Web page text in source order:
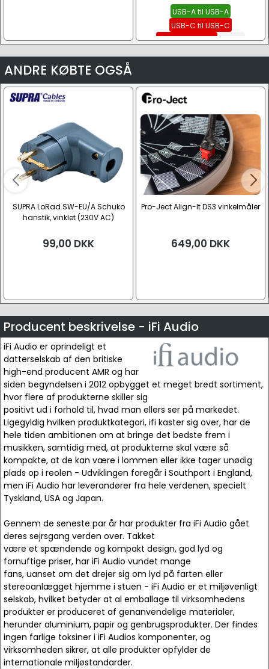
USB-A til USB-A
USB-C til USB-C
USB-C til USB-A Se alle
ANDRE KØBTE OGSÅ
SUPRA LoRad SW-EU/A Schuko
hanstik, vinklet (230V AC)
99,00 DKK
Pro-Ject Align-It DS3 vinkelmåler
649,00 DKK
Producent beskrivelse - iFi Audio
iFi Audio er oprindeligt et
datterselskab af den britiske
high-end producent AMR og har
siden begyndelsen i 2012 opbygget et meget bredt sortiment,
hvor flere af produkterne skiller sig
positivt ud i forhold til, hvad man ellers ser på markedet.
Ligegyldig hvilken produktkategori, ifi kaster sig over, har de
hele tiden ambitionen om at bringe det bedste frem i
musikken, samtidig med, at produkterne skal være så
kompakte, at de kan være i lommen eller ikke tager unødig
plads op i reolen - Udviklingen foregår i Southport i England,
men iFi Audio har leverandører fra hele verdenen, specielt
Tyskland, USA og Japan.
Gennem de seneste par år har produkter fra iFi Audio gået
deres sejrsgang verden over. Takket
være et spændende og kompakt design, god lyd og
fornuftige priser, har iFi Audio vundet mange
fans, uanset om det drejer sig om lyd på farten eller
stereoanlægget hjemme i stuen - iFi Audio er et miljøvenligt
selskab, hvilket betyder at al emballage til virksomhedens
produkter er produceret af genanvendelige materialer,
herunder aluminium, papir og genbrugsprodukter. Der findes
ingen farlige toksiner i iFi Audios komponenter, og
virksomheden sikrer, at alle produkter opfylder de
internationale miljøstandarder.